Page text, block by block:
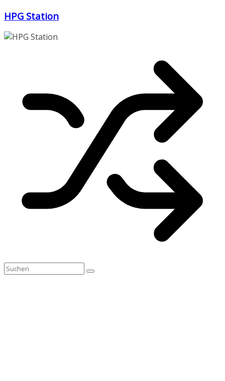
Zum
springen
HPG Station